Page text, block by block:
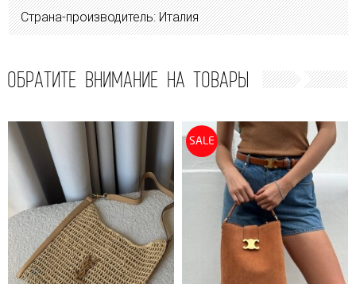
Страна-производитель: Италия
ОБРАТИТЕ ВНИМАНИЕ НА ТОВАРЫ
SALE